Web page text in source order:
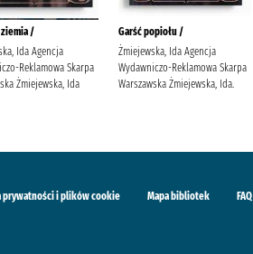
/
Ida Agencja
Reklamowa Skarpa
Żmiejewska, Ida
Garść popiołu /
Żmiejewska, Ida Agencja
Wydawniczo-Reklamowa Skarpa
Warszawska Żmiejewska, Ida.
prywatności i plików cookie Mapa bibliotek FAQ